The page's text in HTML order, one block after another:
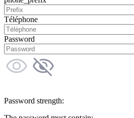
Téléphone
Password
Password strength: